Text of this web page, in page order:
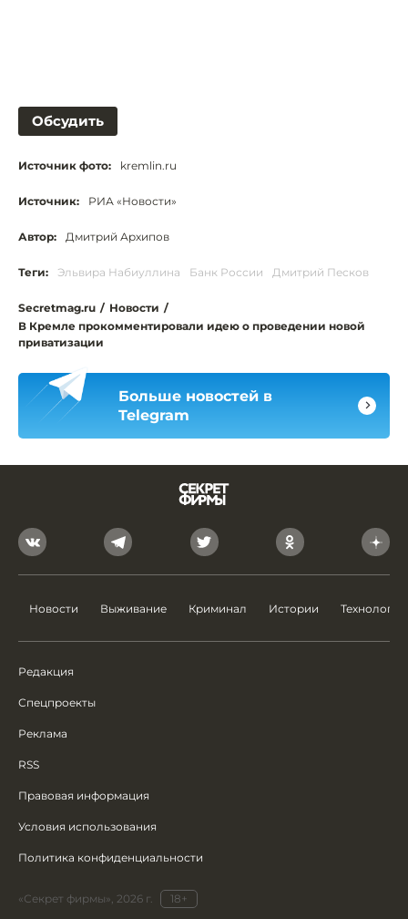
Обсудить
Источник фото: kremlin.ru
Источник: РИА «Новости»
Автор: Дмитрий Архипов
Теги: Эльвира Набиуллина Банк России Дмитрий Песков
Secretmag.ru / Новости /
В Кремле прокомментировали идею о проведении новой
приватизации
Больше новостей в
Telegram
Новости Выживание Криминал Истории Технологии
Редакция
Спецпроекты
Реклама
RSS
Правовая информация
Условия использования
Политика конфиденциальности
«Секрет фирмы», 2026 г.
18+